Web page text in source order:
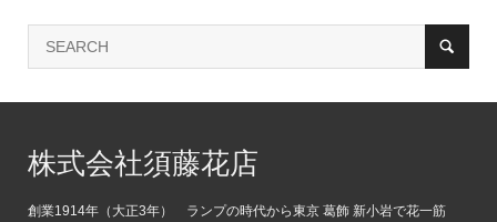
株式会社須藤花店
創業1914年（大正3年） ランプの時代から東京 葛飾 新小岩で花一筋